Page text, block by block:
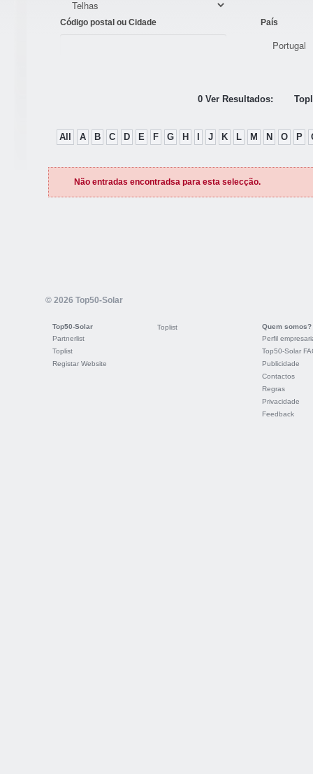
Código postal ou Cidade País
0 Ver Resultados:
All A B C D E F G H J K L M N O P
Não entradas encontradsa para esta selecção.
© 2026 Top50-Solar
Top50-Solar
Partnerlist
Toplist
Registar Website
Toplist
Quem somos?
Perfil
Top50-Solar
Publicidade
Contactos
Regras
Privacidade
Feedback